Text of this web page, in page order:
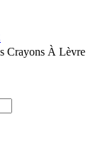
Crayons À Lèvre